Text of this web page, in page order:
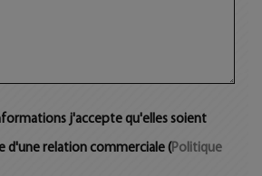
j'accepte qu'elles soient
d'une relation commerciale (Politique